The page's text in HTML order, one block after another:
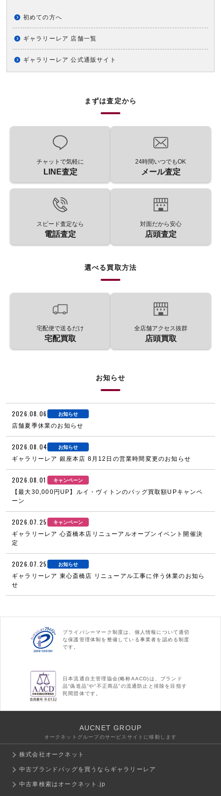
初めての方へ
ギャラリーレア 店舗一覧
ギャラリーレア 公式通販サイト
まずは査定から
チャットで気軽に
LINE査定
24時間いつでもOK
メール査定
スピード査定なら
電話査定
対面だから安心
店頭査定
選べる買取方法
宅配便で送るだけ
宅配買取
全店舗アクセス抜群
店頭買取
お知らせ
2026.08.06 お知らせ
店舗夏季休業のお知らせ
2026.08.04 お知らせ
ギャラリーレア 銀座本店 8月12日の営業時間変更のお知らせ
2026.08.01 キャンペーン
【最大30,000円UP】ルイ・ヴィトンのバッグ買取額UPキャンペ
ーン
2026.07.25 キャンペーン
ギャラリーレア 心斎橋本店リニューアルオープンイベント開催決
定
2026.07.25 お知らせ
ギャラリーレア 東心斎橋店 リニューアル工事に伴う休業のお知ら
せ
プライバシーマーク制度は、個人情報について適切
な保護管理体制を整備している事業者を認める制度
です。
日本流通自主管理協会(略称AACD)は、ブランド
品“偽造品”や“不正商品”の流通防止と排除を目指す
民間団体です。
AUCNET GROUP
オークネットグループのサービスサイトに移動します
株式会社オークネット
中古ブランドバッグを買うならギャラリーレア
中古車検索はオークネット.jp